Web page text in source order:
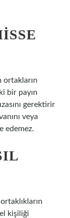
ortakların
bir payın
gerektirir
veya
edemez.
kişiliği